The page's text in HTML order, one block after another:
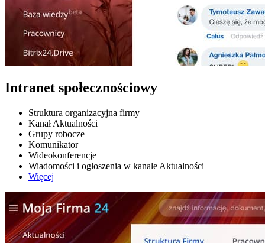
Intranet społecznościowy
Struktura organizacyjna firmy
Kanał Aktualności
Grupy robocze
Komunikator
Wideokonferencje
Wiadomości i ogłoszenia w kanale Aktualności
Więcej